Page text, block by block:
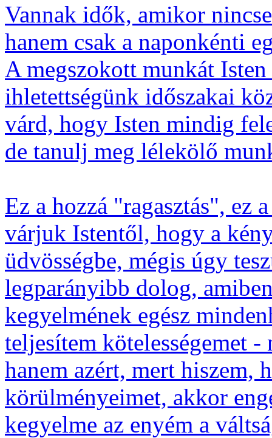
Vannak idők, amikor
hanem csak a naponkénti
A megszokott munkát
ihletettségünk időszakai
várd, hogy Isten mindig
de tanulj meg lélekölő
Ez a hozzá "ragasztás", ez
várjuk Istentől, hogy a
üdvösségbe, mégis úgy
legparányibb dolog,
kegyelmének egész
teljesítem kötelességemet -
hanem azért, mert hiszem,
körülményeimet, akkor
kegyelme az enyém a